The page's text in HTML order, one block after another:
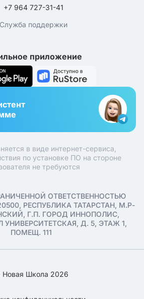
+7 964 727-31-41
Служба поддержки
приложение
в виде интернет-сервиса,
по установке ПО на стороне
не требуются
ОТВЕТСТВЕННОСТЬЮ
РЕСПУБЛИКА ТАТАРСТАН, М.Р-
Г.П. ГОРОД ИННОПОЛИС,
Д. 5, ЭТАЖ 1,
ПОМЕЩ. 111
Школа 2026